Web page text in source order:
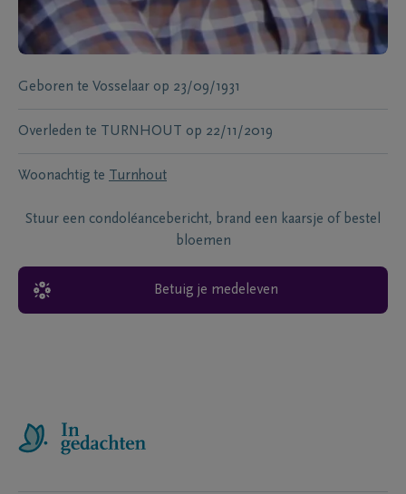
Geboren te Vosselaar op 23/09/1931
Overleden te TURNHOUT op 22/11/2019
Woonachtig te Turnhout
Stuur een condoléancebericht, brand een kaarsje of bestel
bloemen
Betuig je medeleven